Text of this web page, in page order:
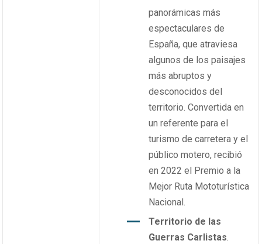
panorámicas más
espectaculares de
España, que atraviesa
algunos de los paisajes
más abruptos y
desconocidos del
territorio. Convertida en
un referente para el
turismo de carretera y el
público motero, recibió
en 2022 el Premio a la
Mejor Ruta Mototurística
Nacional.
Territorio de las
Guerras Carlistas.